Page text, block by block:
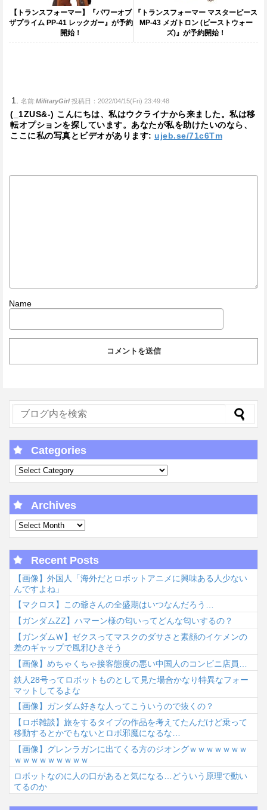
【トランスフォーマー】『パワーオブ
ザプライム PP-41 レックガー』が予約
開始！
『トランスフォーマー マスターピース
MP-43 メガトロン (ビーストウォー
ズ)』が予約開始！
名前:MilitaryGirl 投稿日：2022/04/15(Fri) 23:49:48
(_1ZUS&-) こんにちは、私はウクライナから来ました。私は移
転オプションを探しています。あなたが私を助けたいのなら、
ここに私の写真とビデオがあります: ujeb.se/71c6Tm
Name
Categories
Archives
Recent Posts
【画像】外国人「海外だとロボットアニメに興味ある人少ない
んですよね」
【マクロス】この爺さんの全盛期はいつなんだろう…
【ガンダムΖΖ】ハマーン様の匂いってどんな匂いするの？
【ガンダムＷ】ゼクスってマスクのダサさと素顔のイケメンの
差のギャップで風邪ひきそう
【画像】めちゃくちゃ接客態度の悪い中国人のコンビニ店員…
鉄人28号ってロボットものとして見た場合かなり特異なフォー
マットしてるよな
【画像】ガンダム好きな人ってこういうので抜くの？
【ロボ雑談】旅をするタイプの作品を考えてたんだけど乗って
移動するとかでもないとロボ邪魔になるな…
【画像】グレンラガンに出てくる方のジオングｗｗｗｗｗｗｗ
ｗｗｗｗｗｗｗｗｗ
ロボットなのに人の口があると気になる…どういう原理で動い
てるのか